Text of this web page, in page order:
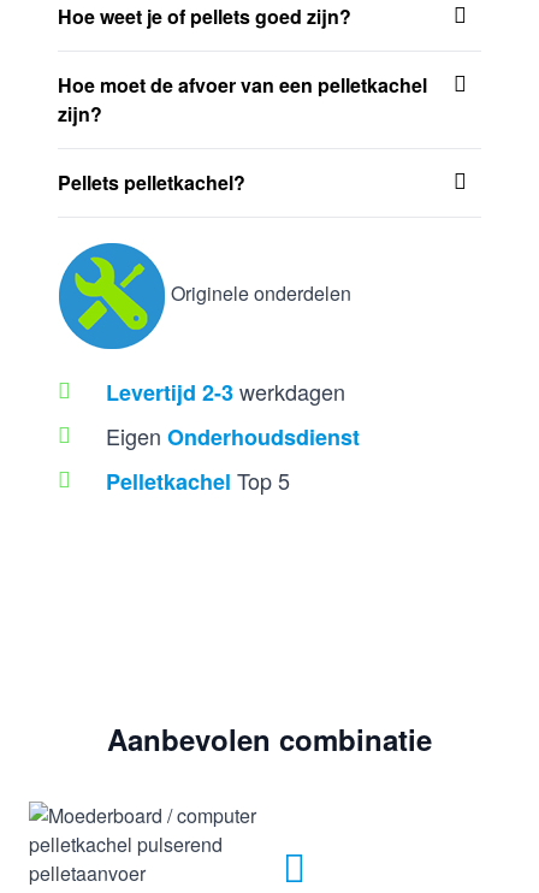
Hoe weet je of pellets goed zijn?
Hoe moet de afvoer van een pelletkachel
zijn?
Pellets pelletkachel?
Originele onderdelen
Levertijd 2-3werkdagen
Eigen Onderhoudsdienst
Pelletkachel Top 5
Aanbevolen combinatie